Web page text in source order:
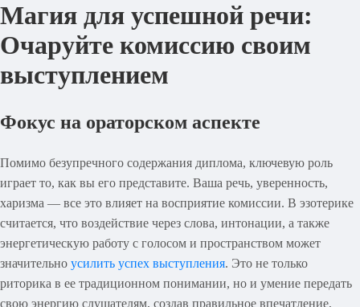
Магия для успешной речи:
Очаруйте комиссию своим
выступлением
Фокус на ораторском аспекте
Помимо безупречного содержания диплома, ключевую роль
играет то, как вы его представите. Ваша речь, уверенность,
харизма — все это влияет на восприятие комиссии. В эзотерике
считается, что воздействие через слова, интонации, а также
энергетическую работу с голосом и пространством может
значительно усилить успех выступления. Это не только
риторика в ее традиционном понимании, но и умение передать
свою энергию слушателям, создав правильное впечатление,